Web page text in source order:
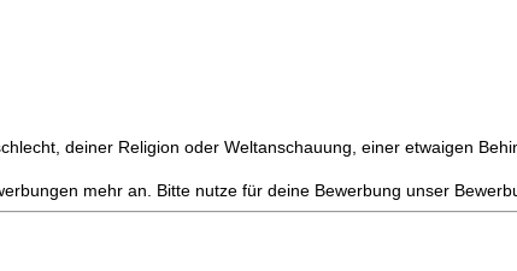
deiner Religion oder Weltanschauung, einer etwaigen
mehr an. Bitte nutze für deine Bewerbung unser